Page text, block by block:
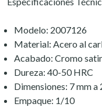
Modelo: 2007126
Material: Acero al
Acabado: Cromo
Dureza: 40-50 HRC
Dimensiones: 7 mm a
Empaque: 1/10